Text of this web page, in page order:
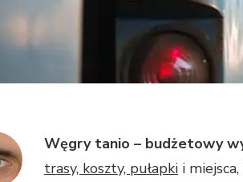
Węgry tanio – budżetowy
trasy, koszty, pułapki i